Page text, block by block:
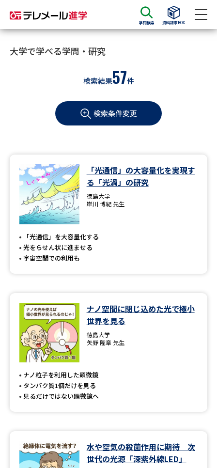
学問検索 資料請求BOX
資料請求
大学・短大の資料種類から請求
学部・学科パンフ
過去問題集
大学・短大以外の資料から請求
専門学校の資料請求
留学・進学関連、塾・予備校
高等学校（情報）教員資格認定
大学研究
大学で学べる内容や特徴を調べる
データサイエンス特集 奨学金・特待生制度特集
大学で学べる学問・研究
検索結果57件
検索条件変更
「光通信」の大容量化を実現す
る「光渦」の研究
徳島大学
岸川 博紀 先生
「光通信」を大容量化する
光をらせん状に進ませる
宇宙空間での利用も
ナノ空間に閉じ込めた光で極小
世界を見る
徳島大学
矢野 隆章 先生
ナノ粒子を利用した顕微鏡
タンパク質1個だけを見る
見るだけではない顕微鏡へ
水や空気の殺菌作用に期待 次
世代の光源「深紫外線LED」